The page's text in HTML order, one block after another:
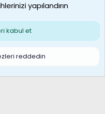
yapılandırın
kabul et
reddedin